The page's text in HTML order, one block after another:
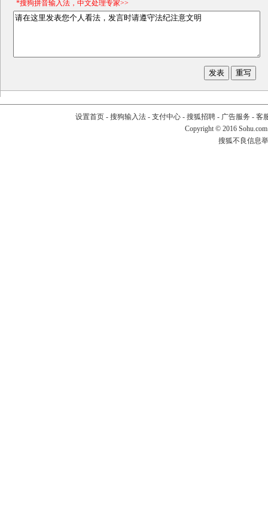
*搜狗拼音输入法，中文处理专家>>
设置首页- 搜狗输入法- 支付中心- 搜狐招聘- 广告服务 - 客
Copyright © 2016
搜狐不良信息